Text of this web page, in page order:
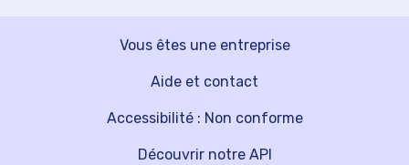
Vous êtes une entreprise
Découvrir notre API
Aide et contact
Accessibilité : Non conforme